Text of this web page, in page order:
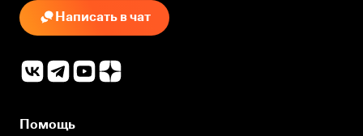
Написать в чат
Помощь